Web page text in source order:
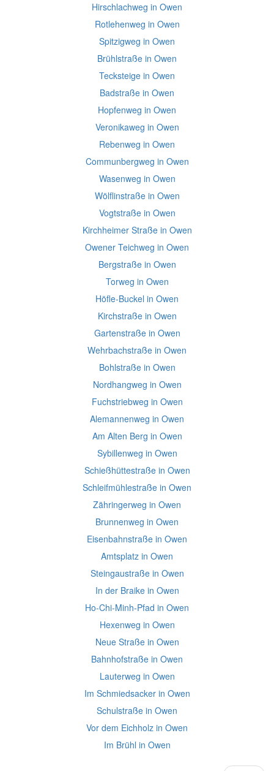
Hirschlachweg in Owen
Rotlehenweg in Owen
Spitzigweg in Owen
Brühlstraße in Owen
Tecksteige in Owen
Badstraße in Owen
Hopfenweg in Owen
Veronikaweg in Owen
Rebenweg in Owen
Communbergweg in Owen
Wasenweg in Owen
Wölflinstraße in Owen
Vogtstraße in Owen
Kirchheimer Straße in Owen
Owener Teichweg in Owen
Bergstraße in Owen
Torweg in Owen
Höfle-Buckel in Owen
Kirchstraße in Owen
Gartenstraße in Owen
Wehrbachstraße in Owen
Bohlstraße in Owen
Nordhangweg in Owen
Fuchstriebweg in Owen
Alemannenweg in Owen
Am Alten Berg in Owen
Sybillenweg in Owen
Schießhüttestraße in Owen
Schleifmühlestraße in Owen
Zähringerweg in Owen
Brunnenweg in Owen
Eisenbahnstraße in Owen
Amtsplatz in Owen
Steingaustraße in Owen
In der Braike in Owen
Ho-Chi-Minh-Pfad in Owen
Hexenweg in Owen
Neue Straße in Owen
Bahnhofstraße in Owen
Lauterweg in Owen
Im Schmiedsacker in Owen
Schulstraße in Owen
Vor dem Eichholz in Owen
Im Brühl in Owen